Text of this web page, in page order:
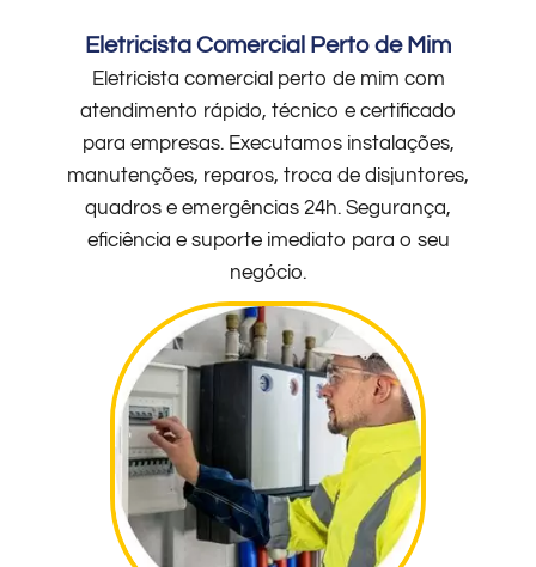
Eletricista Comercial Perto de Mim
Eletricista comercial perto de mim com
atendimento rápido, técnico e certificado
para empresas. Executamos instalações,
manutenções, reparos, troca de disjuntores,
quadros e emergências 24h. Segurança,
eficiência e suporte imediato para o seu
negócio.